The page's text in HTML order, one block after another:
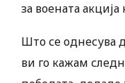
за воената
Што се однесува
ви го кажам